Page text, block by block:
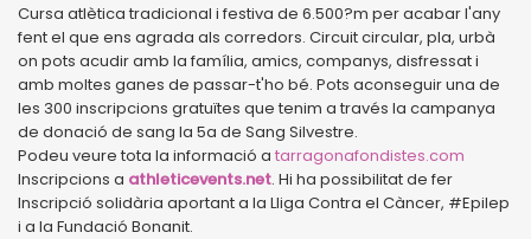
Cursa atlètica tradicional i festiva de 6.500?m per acabar l'any
fent el que ens agrada als corredors. Circuit circular, pla, urbà
on pots acudir amb la família, amics, companys, disfressat i
amb moltes ganes de passar-t'ho bé. Pots aconseguir una de
les 300 inscripcions gratuïtes que tenim a través la campanya
de donació de sang la 5a de Sang Silvestre.
Podeu veure tota la informació a tarragonafondistes.com
Inscripcions a athleticevents.net. Hi ha possibilitat de fer
Inscripció solidària aportant a la Lliga Contra el Càncer, #Epilep
i a la Fundació Bonanit.